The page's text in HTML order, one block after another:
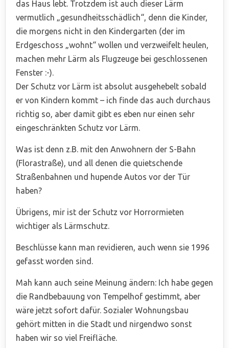
das Haus lebt. Trotzdem ist auch dieser Lärm
vermutlich „gesundheitsschädlich“, denn die Kinder,
die morgens nicht in den Kindergarten (der im
Erdgeschoss „wohnt“ wollen und verzweifelt heulen,
machen mehr Lärm als Flugzeuge bei geschlossenen
Fenster :-).
Der Schutz vor Lärm ist absolut ausgehebelt sobald
er von Kindern kommt – ich finde das auch durchaus
richtig so, aber damit gibt es eben nur einen sehr
eingeschränkten Schutz vor Lärm.
Was ist denn z.B. mit den Anwohnern der S-Bahn
(Florastraße), und all denen die quietschende
Straßenbahnen und hupende Autos vor der Tür
haben?
Übrigens, mir ist der Schutz vor Horrormieten
wichtiger als Lärmschutz.
Beschlüsse kann man revidieren, auch wenn sie 1996
gefasst worden sind.
Mah kann auch seine Meinung ändern: Ich habe gegen
die Randbebauung von Tempelhof gestimmt, aber
wäre jetzt sofort dafür. Sozialer Wohnungsbau
gehört mitten in die Stadt und nirgendwo sonst
haben wir so viel Freifläche.